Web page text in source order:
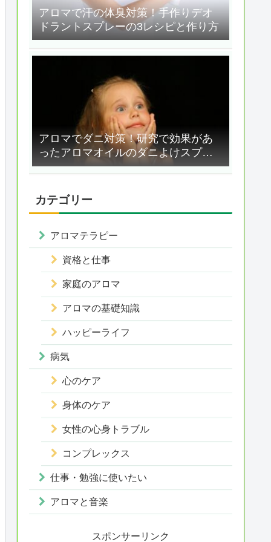
アロマで汗の体臭対策！手作りデオ
ドラントスプレーの3レシピと作り方
アロマでダニ対策！研究で効果があ
ったアロマオイルのダニよけスプレ
ー
カテゴリー
アロマテラピー
資格と仕事
家庭のアロマ
アロマの基礎知識
ハッピーライフ
病気
心のケア
身体のケア
女性の心身トラブル
コンプレックス
仕事・勉強に使いたい
アロマと音楽
スポンサーリンク